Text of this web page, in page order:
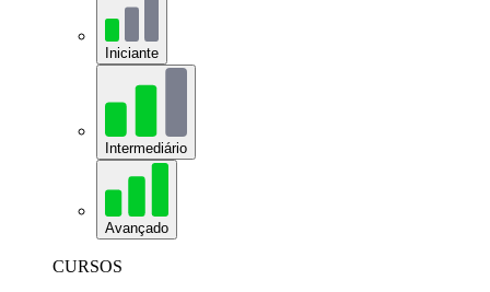
Iniciante
Intermediário
Avançado
CURSOS